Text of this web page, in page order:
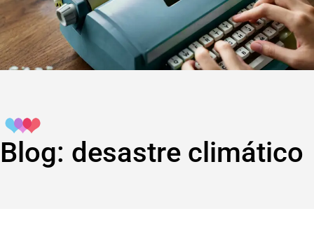
Blog: desastre climático